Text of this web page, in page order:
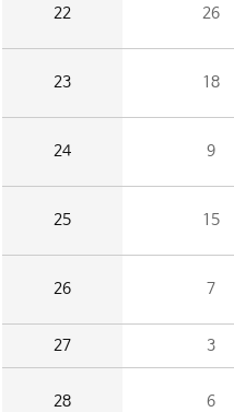
22 26
23 18
24 9
25 15
26 7
27 3
28 6